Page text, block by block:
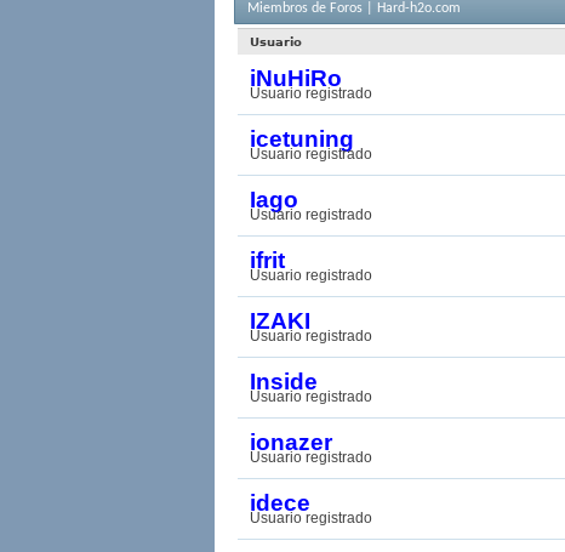
Miembros de Foros | Hard-h2o.com
Usuario
iNuHiRo
Usuario registrado
icetuning
Usuario registrado
Iago
Usuario registrado
ifrit
Usuario registrado
IZAKI
Usuario registrado
Inside
Usuario registrado
ionazer
Usuario registrado
idece
Usuario registrado